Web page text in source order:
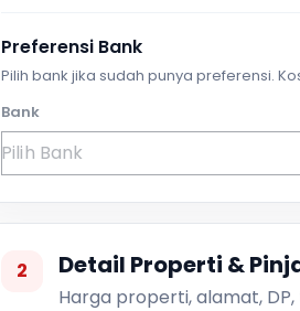
Preferensi Bank
Pilih bank jika sudah punya preferensi.
Bank
2 Detail Properti &
Harga properti, alamat,